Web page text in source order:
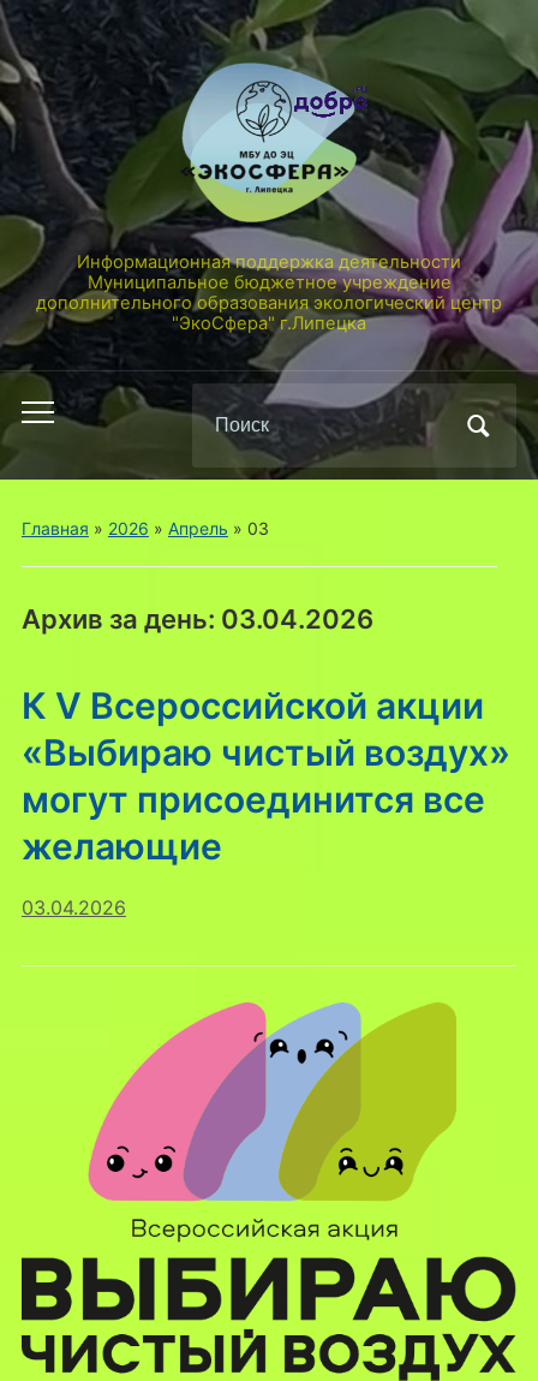
Информационная поддержка деятельности
Муниципальное бюджетное учреждение
дополнительного образования экологический центр
"ЭкоСфера" г.Липецка
Переключить
меню
Поиск
по:
Главная » 2026 » Апрель » 03
Архив за день: 03.04.2026
К V Всероссийской акции
«Выбираю чистый воздух»
могут присоединится все
желающие
03.04.2026